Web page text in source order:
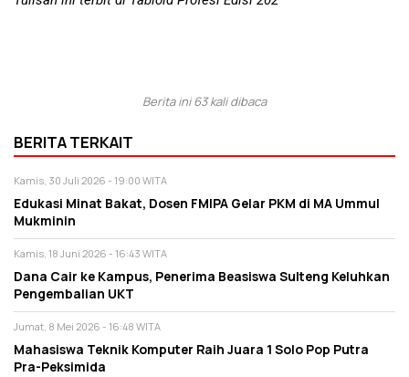
Berita ini 63 kali dibaca
BERITA TERKAIT
Kamis, 30 Juli 2026 - 19:00 WITA
Edukasi Minat Bakat, Dosen FMIPA Gelar PKM di MA Ummul
Mukminin
Kamis, 18 Juni 2026 - 16:43 WITA
Dana Cair ke Kampus, Penerima Beasiswa Sulteng Keluhkan
Pengembalian UKT
Jumat, 8 Mei 2026 - 16:48 WITA
Mahasiswa Teknik Komputer Raih Juara 1 Solo Pop Putra
Pra-Peksimida